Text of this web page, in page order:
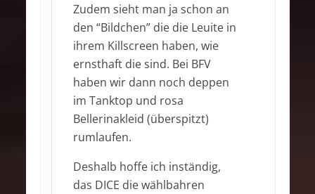
Zudem sieht man ja schon an
den “Bildchen” die die Leuite in
ihrem Killscreen haben, wie
ernsthaft die sind. Bei BFV
haben wir dann noch deppen
im Tanktop und rosa
Bellerinakleid (überspitzt)
rumlaufen.
Deshalb hoffe ich inständig,
das DICE die wählbahren